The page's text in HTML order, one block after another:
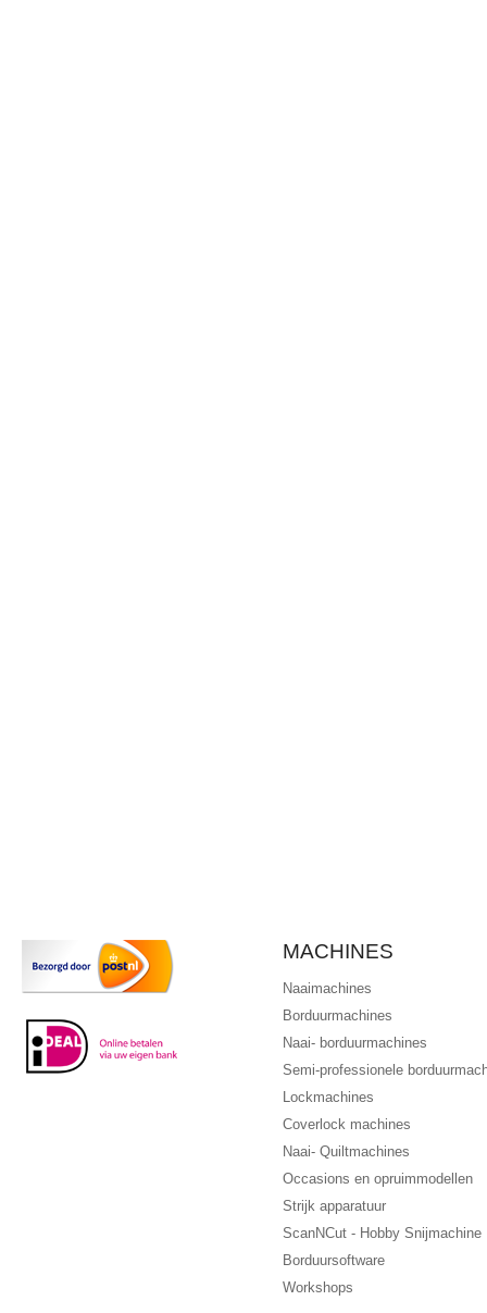
MACHINES
Naaimachines
Borduurmachines
Naai- borduurmachines
Semi-professionele
Lockmachines
Coverlock machines
Naai- Quiltmachines
Occasions en opruimmodellen
Strijk apparatuur
ScanNCut - Hobby Snijmachine
Borduursoftware
Workshops